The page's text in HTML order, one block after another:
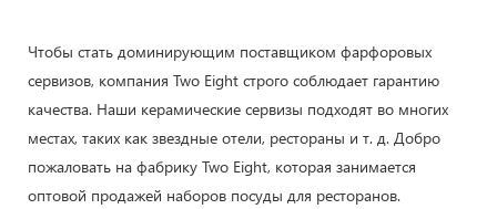
Чтобы стать доминирующим поставщиком фарфоровых
сервизов, компания Two Eight строго соблюдает гарантию
качества. Наши керамические сервизы подходят во многих
местах, таких как звездные отели, рестораны и т. д. Добро
пожаловать на фабрику Two Eight, которая занимается
оптовой продажей наборов посуды для ресторанов.